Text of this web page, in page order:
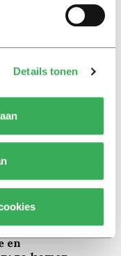
Details tonen
kom die
de Zero
‘Ik schrok, we
paar miljoen
en